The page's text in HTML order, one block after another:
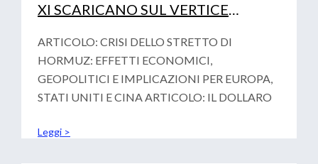
XI SCARICANO SUL VERTICE
VOTALITA’ GEOPOLITICA
ARTICOLO: CRISI DELLO STRETTO DI
HORMUZ: EFFETTI ECONOMICI,
GEOPOLITICI E IMPLICAZIONI PER EUROPA,
STATI UNITI E CINA ARTICOLO: IL DOLLARO
Leggi >